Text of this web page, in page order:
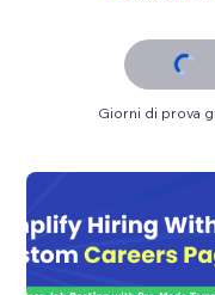
Giorni di prova